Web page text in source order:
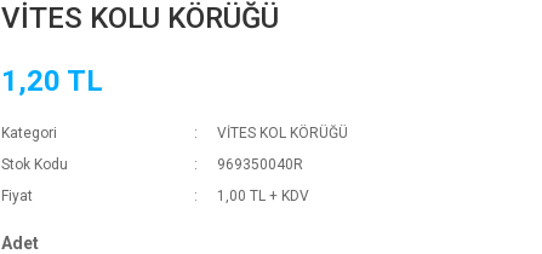
VİTES KOLU KÖRÜĞÜ
1,20 TL
Kategori
VİTES KOL KÖRÜĞÜ
Stok Kodu
969350040R
Fiyat
1,00 TL + KDV
Adet